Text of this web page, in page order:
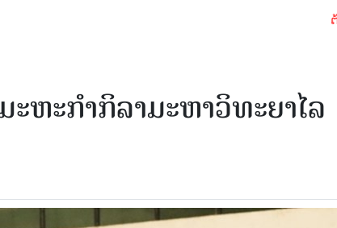
ຕ້ອນຮັບ
ຫະກຳກິລາມະຫາວິທະຍາໄລ